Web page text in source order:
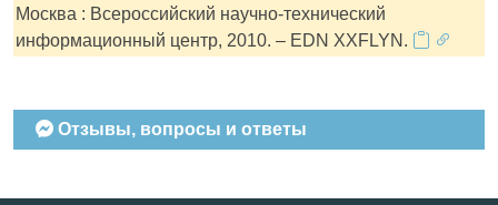
Москва : Всероссийский научно-технический
информационный центр, 2010. – EDN XXFLYN.
Отзывы, вопросы и ответы